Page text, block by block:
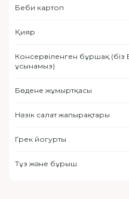
Беби картоп
Қияр
Консервіленген бұршақ (біз
ұсынамыз)
Бөдене жұмыртқасы
Нәзік салат жапырақтары
Грек йогурты
Тұз және бұрыш